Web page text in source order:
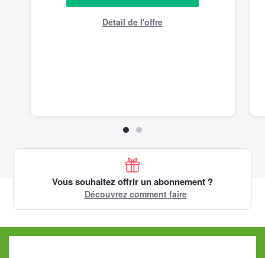
Détail de l'offre
Vous souhaitez offrir un abonnement ?
Découvrez comment faire